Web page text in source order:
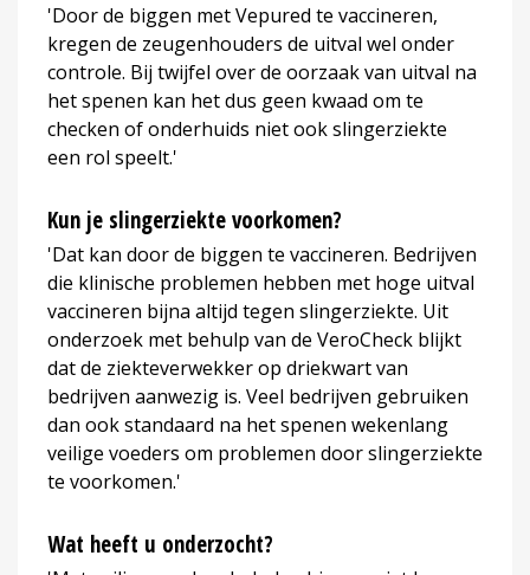
'Door de biggen met Vepured te vaccineren,
kregen de zeugenhouders de uitval wel onder
controle. Bij twijfel over de oorzaak van uitval na
het spenen kan het dus geen kwaad om te
checken of onderhuids niet ook slingerziekte
een rol speelt.'
Kun je slingerziekte voorkomen?
'Dat kan door de biggen te vaccineren. Bedrijven
die klinische problemen hebben met hoge uitval
vaccineren bijna altijd tegen slingerziekte. Uit
onderzoek met behulp van de VeroCheck blijkt
dat de ziekteverwekker op driekwart van
bedrijven aanwezig is. Veel bedrijven gebruiken
dan ook standaard na het spenen wekenlang
veilige voeders om problemen door slingerziekte
te voorkomen.'
Wat heeft u onderzocht?